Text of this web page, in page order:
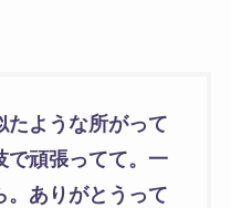
ような所がって
で頑張ってて。一
。ありがとうって